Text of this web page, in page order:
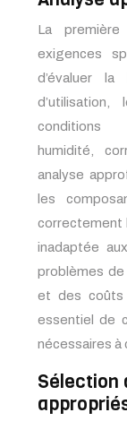
La
exigences
d’évaluer
conditions
humidité,
analyse
les
correctement
inadaptée
problèmes
et des coûts
essentiel de
nécessaires à
Sélection